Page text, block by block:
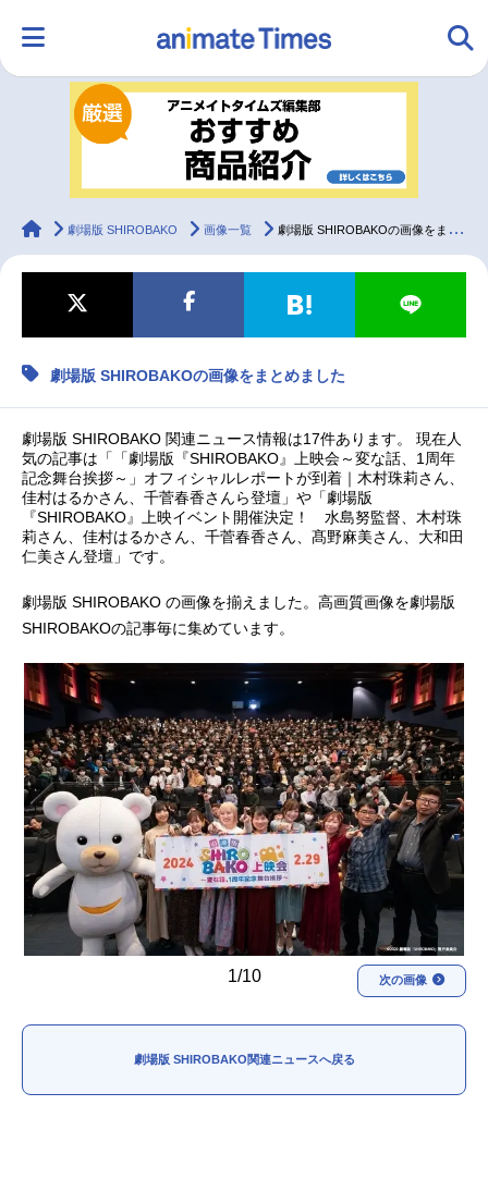
ランキング アニメ
ラジオ みんなの声
マンガ・ラノベ ゲーム・アプリ 音楽 コスプレ
2.5次元 トレンド
最新記事一覧
アニメ記事一覧 声優記事一覧
アニメ映画一覧 実写化映画一覧
秋アニメ 冬アニメ
男性声優/女性声優一覧
FOLLOW US
animateTimes
劇場版 SHIROBAKO 画像一覧 劇場版 SHIROBAKOの画像をまとめました
劇場版 SHIROBAKOの画像をまとめました
劇場版 SHIROBAKO 関連ニュース情報は17件あります。 現在人
気の記事は「「劇場版『SHIROBAKO』上映会～変な話、1周年
記念舞台挨拶～」オフィシャルレポートが到着｜木村珠莉さん、
佳村はるかさん、千菅春香さんら登壇」や「劇場版
『SHIROBAKO』上映イベント開催決定！ 水島努監督、木村珠
莉さん、佳村はるかさん、千菅春香さん、髙野麻美さん、大和田
仁美さん登壇」です。
劇場版 SHIROBAKO の画像を揃えました。高画質画像を劇場版
SHIROBAKOの記事毎に集めています。
1/10 次の画像
劇場版 SHIROBAKO関連ニュースへ戻る